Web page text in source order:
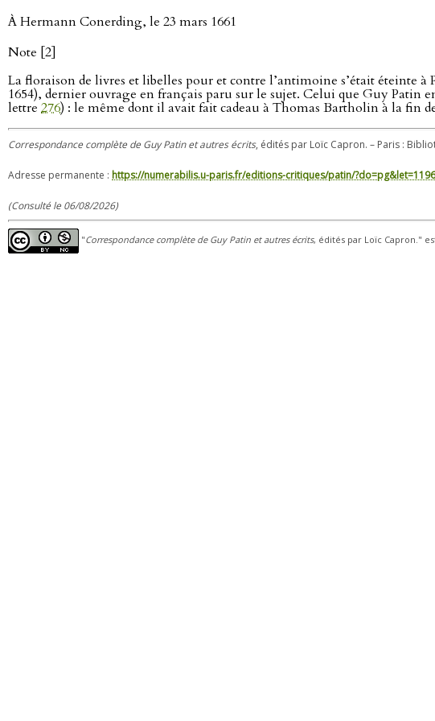
À Hermann Conerding, le 23 mars 1661
Note [2]
La floraison de livres et libelles pour et contre l’antimoine s’était éteinte à
1654), dernier ouvrage en français paru sur le sujet. Celui que Guy
lettre 276) : le même dont il avait fait cadeau à Thomas Bartholin à la fin
Correspondance complète de Guy Patin et autres écrits, édités par Loïc Capron. – Paris :
Adresse permanente : https://numerabilis.u-paris.fr/editions-critiques/patin/
(Consulté le 06/08/2026)
"Correspondance complète de Guy Patin et autres écrits, édités par Loïc Capron."